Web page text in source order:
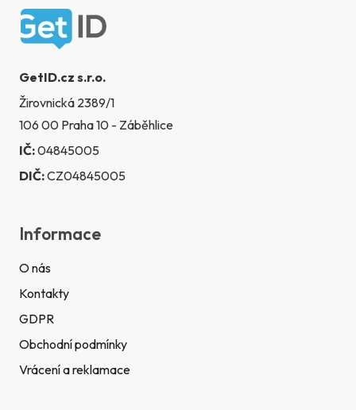
Zápatí
GetID.cz s.r.o.
Žirovnická 2389/1
106 00 Praha 10 - Záběhlice
IČ:04845005
DIČ:CZ04845005
Informace
O nás
Kontakty
GDPR
Obchodní podmínky
Vrácení a reklamace